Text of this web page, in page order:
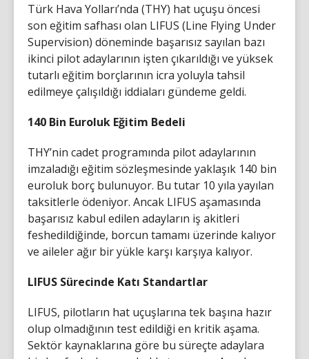
Türk Hava Yolları’nda (THY) hat uçuşu öncesi
son eğitim safhası olan LIFUS (Line Flying Under
Supervision) döneminde başarısız sayılan bazı
ikinci pilot adaylarının işten çıkarıldığı ve yüksek
tutarlı eğitim borçlarının icra yoluyla tahsil
edilmeye çalışıldığı iddiaları gündeme geldi.
140 Bin Euroluk Eğitim Bedeli
THY’nin cadet programında pilot adaylarının
imzaladığı eğitim sözleşmesinde yaklaşık 140 bin
euroluk borç bulunuyor. Bu tutar 10 yıla yayılan
taksitlerle ödeniyor. Ancak LIFUS aşamasında
başarısız kabul edilen adayların iş akitleri
feshedildiğinde, borcun tamamı üzerinde kalıyor
ve aileler ağır bir yükle karşı karşıya kalıyor.
LIFUS Sürecinde Katı Standartlar
LIFUS, pilotların hat uçuşlarına tek başına hazır
olup olmadığının test edildiği en kritik aşama.
Sektör kaynaklarına göre bu süreçte adaylara